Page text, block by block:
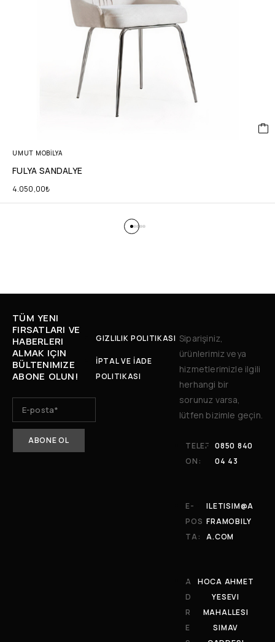
UMUT MOBİLYA
FULYA SANDALYE
4.050,00₺
TÜM YENI
FIRSATLARI VE
HABERLERI
ALMAK IÇIN
BÜLTENIMIZE
ABONE OLUN!
GIZLILIK POLITIKASI
İPTAL VE İADE
POLITIKASI
Siparişiniz,
ürünlerimiz veya
hizmetlerimizle ilgili
herhangi bir
sorunuz varsa,
lütfen bizimle geçin.
TELEF
ON:
0850 840
04 43
E-
POS
TA:
ILETISIM@A
FRAMOBILY
A.COM
A
D
R
E
HOCA AHMET
YESEVI
MAHALLESI
SIMAV